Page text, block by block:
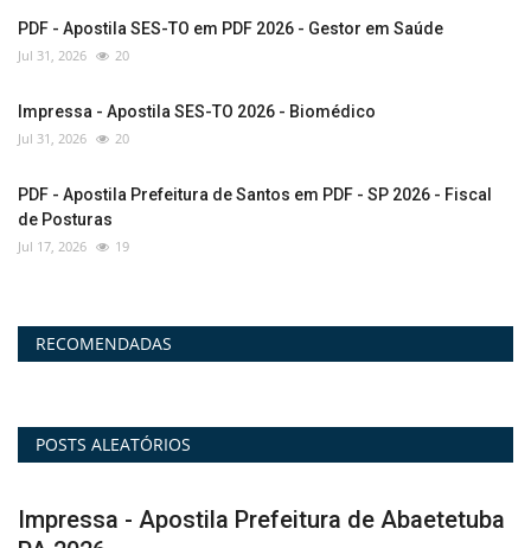
PDF - Apostila SES-TO em PDF 2026 - Gestor em Saúde
Jul 31, 2026 20
Impressa - Apostila SES-TO 2026 - Biomédico
Jul 31, 2026 20
PDF - Apostila Prefeitura de Santos em PDF - SP 2026 - Fiscal
de Posturas
Jul 17, 2026 19
RECOMENDADAS
POSTS ALEATÓRIOS
Vídeo Aulas - Curso Transpetro - Técnico de